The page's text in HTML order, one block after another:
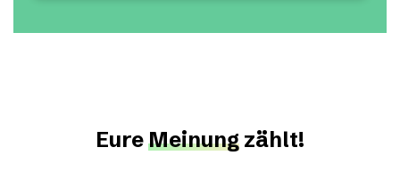
EureMeinung zählt!